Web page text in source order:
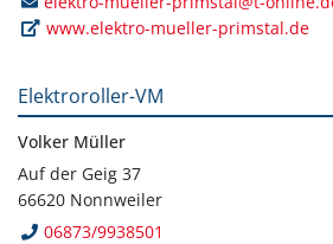
www.elektro-mueller-primstal.de
Elektroroller-VM
Volker Müller
Auf der Geig 37
66620 Nonnweiler
06873/9938501